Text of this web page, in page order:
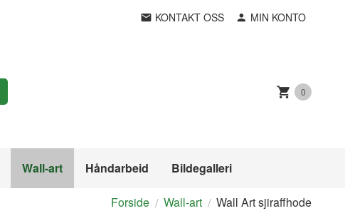
KONTAKT OSS MIN KONTO
0
Wall-art Håndarbeid Bildegalleri
Forside Wall-art Wall Art sjiraffhode